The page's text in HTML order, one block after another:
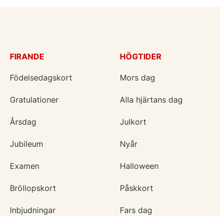
FIRANDE
Födelsedagskort
Gratulationer
Årsdag
Jubileum
Examen
Bröllopskort
Inbjudningar
HÖGTIDER
Mors dag
Alla hjärtans dag
Julkort
Nyår
Halloween
Påskkort
Fars dag